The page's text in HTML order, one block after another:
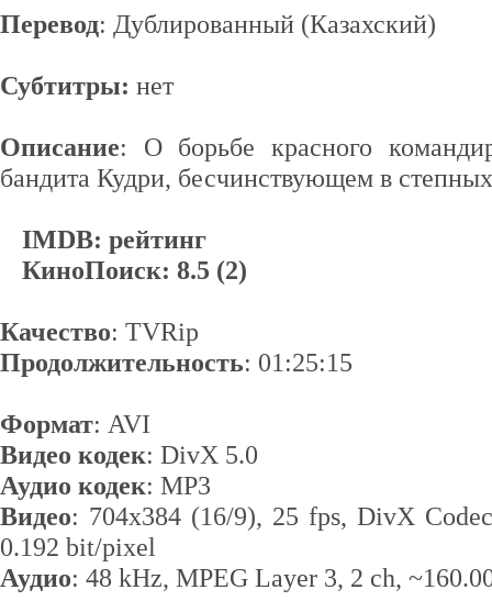
Перевод: Дублированный (Казахский)
Субтитры: нет
Описание: О борьбе красного
бандита Кудри, бесчинствующем в степных
IMDB: рейтинг
КиноПоиск: 8.5 (2)
Качество: TVRip
Продолжительность: 01:25:15
Формат: AVI
Видео кодек: DivX 5.0
Аудио кодек: MP3
Видео: 704x384 (16/9), 25 fps, DivX
0.192 bit/pixel
Аудио: 48 kHz, MPEG Layer 3, 2 ch,